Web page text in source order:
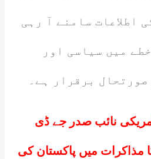
اطلاعات سامنے آ رہی
میں سیاسی اور
برقرار ہے۔
نائب صدر جے ڈی
مذاکرات میں پاکستان کی